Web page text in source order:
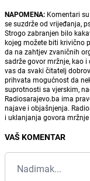
NAPOMENA: Komentari
se suzdrže od vrijeđanja,
Strogo zabranjen bilo
kojeg možete biti krivično
da na zahtjev zvaničnih
sadrže govor mržnje, kao
vas da svaki čitatelj
prihvata mogućnost da
suprotnosti sa vjerskim,
Radiosarajevo.ba ima
najave i objašnjenja.
i uklanjanja govora
VAŠ KOMENTAR